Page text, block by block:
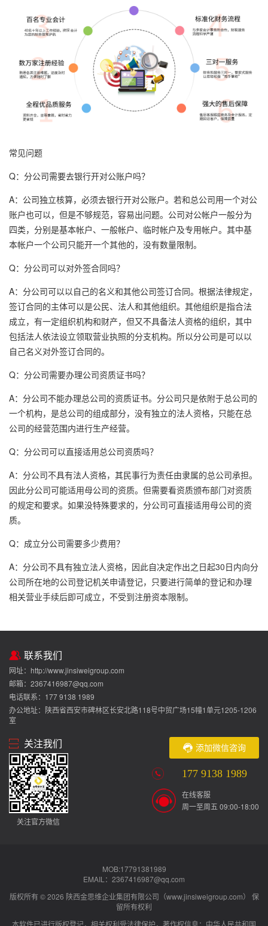
常见问题
Q：分公司需要去银行开对公账户吗？
A：公司独立核算，必须去银行开对公账户。若和总公司用一个对公
账户也可以，但是不够规范，容易出问题。公司对公帐户一般分为
四类，分别是基本帐户、一般帐户、临时帐户及专用帐户。其中基
本帐户一个公司只能开一个其他的，没有数量限制。
Q：分公司可以对外签合同吗？
A：分公司可以以自己的名义和其他公司签订合同。根据法律规定，
签订合同的主体可以是公民、法人和其他组织。其他组织是指合法
成立，有一定组织机构和财产，但又不具备法人资格的组织，其中
包括法人依法设立领取营业执照的分支机构。所以分公司是可以以
自己名义对外签订合同的。
Q：分公司需要办理公司资质证书吗？
A：分公司不能办理总公司的资质证书。分公司只是依附于总公司的
一个机构，是总公司的组成部分，没有独立的法人资格，只能在总
公司的经营范围内进行生产经营。
Q：分公司可以直接适用总公司资质吗？
A：分公司不具有法人资格，其民事行为责任由隶属的总公司承担。
因此分公司可能适用母公司的资质。但需要看资质颁布部门对资质
的规定和要求。如果没特殊要求的，分公司可直接适用母公司的资
质。
Q：成立分公司需要多少费用？
A：分公司不具有独立法人资格，因此自决定作出之日起30日内向分
公司所在地的公司登记机关申请登记，只要进行简单的登记和办理
相关营业手续后即可成立，不受到注册资本限制。
联系我们
网址：http://www.jinsiweigroup.com
邮箱：2367416987@qq.com
电话联系：177 9138 1989
办公地址：陕西省西安市碑林区长安北路118号中贸广场15幢1单元1205-1206
室
关注我们
关注官方微信
添加微信咨询
177 9138 1989
在线客服
周一至周五 09:00-18:00
MOB:17791381989
EMAIL：2367416987@qq.com
版权所有 © 2026 陕西金思维企业集团有限公司（www.jinsiweigroup.com） 保
留所有权利